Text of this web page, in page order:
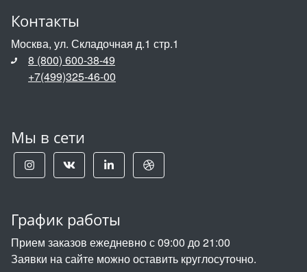
Контакты
Москва, ул. Складочная д.1 стр.1
8 (800) 600-38-49
+7(499)325-46-00
Мы в сети
График работы
Прием заказов ежедневно с 09:00 до 21:00
Заявки на сайте можно оставить круглосуточно.